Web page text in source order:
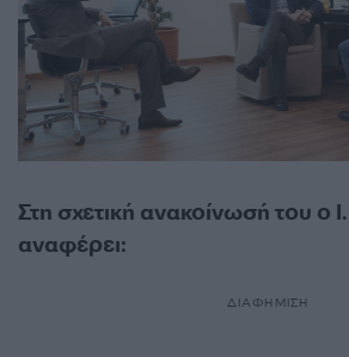
Στη σχετική ανακοίνωσή του ο
αναφέρει:
ΔΙΑΦΗΜΙΣΗ